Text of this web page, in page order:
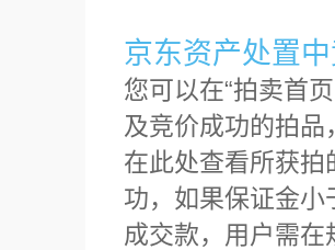
京东资产处置
您可以在“拍卖首
及竞价成功的拍
在此处查看所获
功，如果保证金
成交款，用户需